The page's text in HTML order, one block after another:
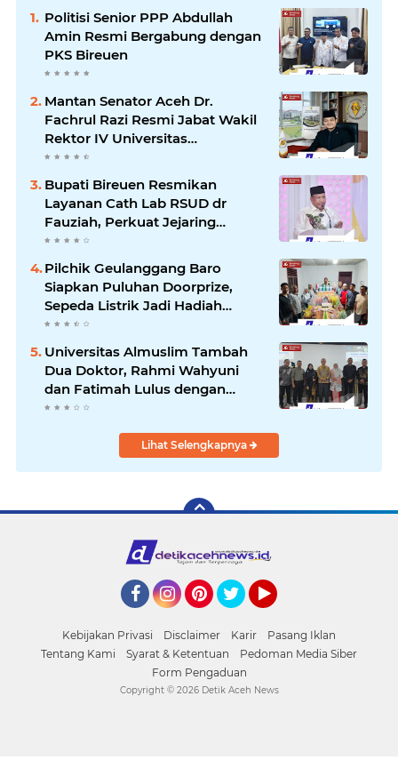
Politisi Senior PPP Abdullah
Amin Resmi Bergabung dengan
PKS Bireuen
Mantan Senator Aceh Dr.
Fachrul Razi Resmi Jabat Wakil
Rektor IV Universitas
Kartamulia Purwakarta
Bupati Bireuen Resmikan
Layanan Cath Lab RSUD dr
Fauziah, Perkuat Jejaring
Pelayanan Jantung Bersama 22
RSUD se-Aceh
Pilchik Geulanggang Baro
Siapkan Puluhan Doorprize,
Sepeda Listrik Jadi Hadiah
Utama
Universitas Almuslim Tambah
Dua Doktor, Rahmi Wahyuni
dan Fatimah Lulus dengan
Predikat Pujian
Lihat Selengkapnya
Kebijakan Privasi Disclaimer Karir
Pasang Iklan
Tentang Kami
Syarat & Ketentuan
Pedoman Media Siber
Form Pengaduan
Copyright © 2026 Detik Aceh News